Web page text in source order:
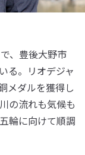
、豊後大野市
る。リオデジャ
メダルを獲得し
の流れも気候も
輪に向けて順調